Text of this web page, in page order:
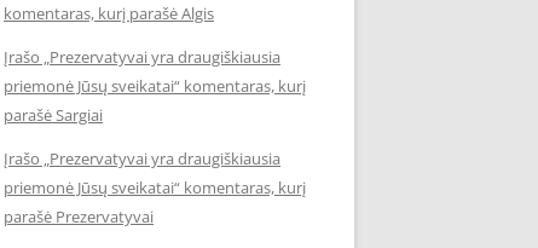
komentaras, kurį parašė Algis
Įrašo „Prezervatyvai yra draugiškiausia
priemonė Jūsų sveikatai“ komentaras, kurį
parašė Sargiai
Įrašo „Prezervatyvai yra draugiškiausia
priemonė Jūsų sveikatai“ komentaras, kurį
parašė Prezervatyvai